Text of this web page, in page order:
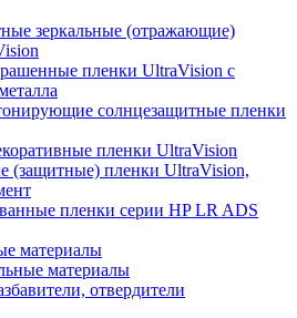
зеркальные (отражающие)
пленки UltraVision с
солнцезащитные пленки
пленки UltraVision
(защитные) пленки UltraVision,
пленки серии HP LR ADS
материалы
материалы
отвердители